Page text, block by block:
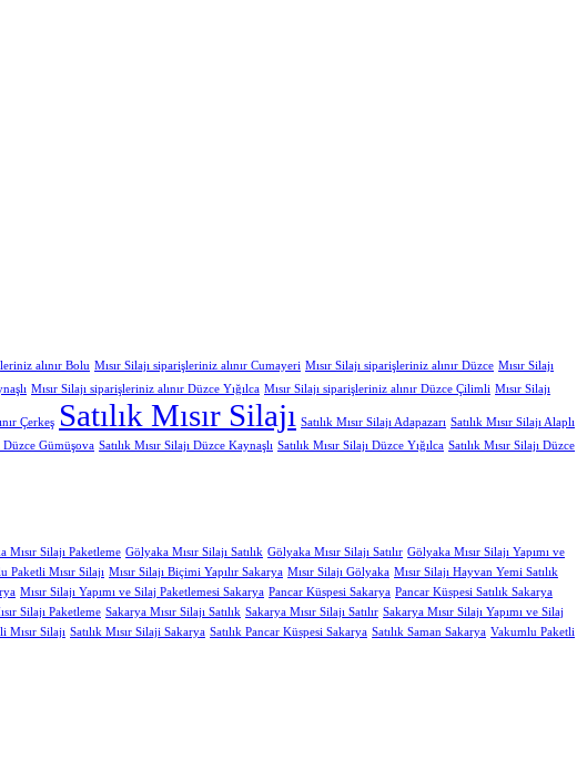
alınır Bolu Mısır Silajı siparişleriniz alınır Cumayeri Mısır Silajı siparişleriniz alınır Düzce Mısır Silajı
Mısır Silajı siparişleriniz alınır Düzce Yığılca Mısır Silajı siparişleriniz alınır Düzce Çilimli Mısır Silajı
Çerkeş Satılık Mısır Silajı Satılık Mısır Silajı Adapazarı Satılık Mısır Silajı Alaplı
Düzce Gümüşova Satılık Mısır Silajı Düzce Kaynaşlı Satılık Mısır Silajı Düzce Yığılca Satılık Mısır Silajı Düzce
Mısır Silajı Paketleme Gölyaka Mısır Silajı Satılık Gölyaka Mısır Silajı Satılır Gölyaka Mısır Silajı Yapımı ve
Paketli Mısır Silajı Mısır Silajı Biçimi Yapılır Sakarya Mısır Silajı Gölyaka Mısır Silajı Hayvan Yemi Satılık
Mısır Silajı Yapımı ve Silaj Paketlemesi Sakarya Pancar Küspesi Sakarya Pancar Küspesi Satılık Sakarya
Silajı Paketleme Sakarya Mısır Silajı Satılık Sakarya Mısır Silajı Satılır Sakarya Mısır Silajı Yapımı ve Silaj
Mısır Silajı Satılık Mısır Silaji Sakarya Satılık Pancar Küspesi Sakarya Satılık Saman Sakarya Vakumlu Paketli